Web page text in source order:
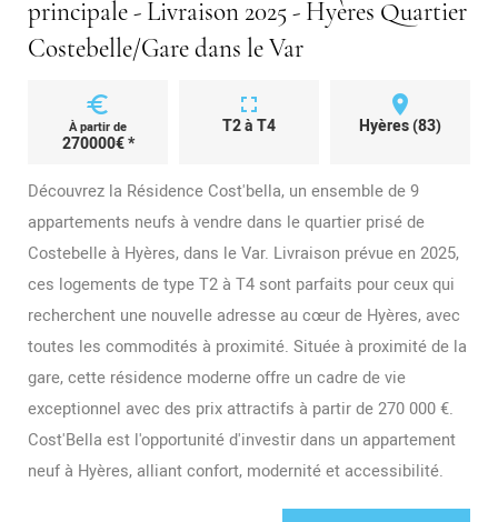
principale - Livraison 2025 - Hyères Quartier
Costebelle/Gare dans le Var
euro
À partir de
270000€ *
fullscreen
T2 à T4
place
Hyères (83)
Découvrez la Résidence Cost'bella, un ensemble de 9
appartements neufs à vendre dans le quartier prisé de
Costebelle à Hyères, dans le Var. Livraison prévue en 2025,
ces logements de type T2 à T4 sont parfaits pour ceux qui
recherchent une nouvelle adresse au cœur de Hyères, avec
toutes les commodités à proximité. Située à proximité de la
gare, cette résidence moderne offre un cadre de vie
exceptionnel avec des prix attractifs à partir de 270 000 €.
Cost'Bella est l'opportunité d'investir dans un appartement
neuf à Hyères, alliant confort, modernité et accessibilité.